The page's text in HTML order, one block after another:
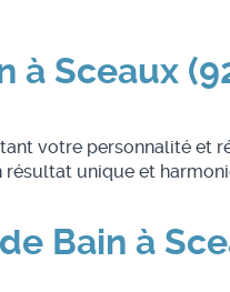
à Sceaux
votre personnalité et
unique et
Bain à